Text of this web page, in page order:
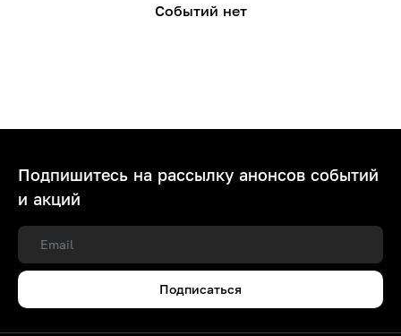
Событий нет
Подпишитесь на рассылку анонсов событий
и акций
Подписаться